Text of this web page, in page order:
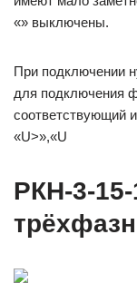
«» выключены.
При подключении
для подключения
соответствующий
«U>»,«U
РКН-3-